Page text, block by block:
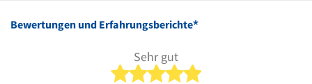
Bewertungen und Erfahrungsberichte*
Sehr gut
5 von 5 Sternen